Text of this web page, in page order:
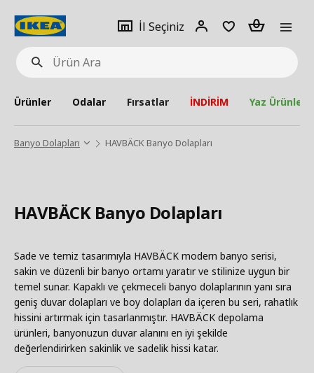
Ürün
Ara
İl Seçiniz
Giriş
Adet
Ürünler Odalar Fırsatlar İNDİRİM Yaz Ürünleri
Banyo Dolapları HAVBÄCK Banyo Dolapları
HAVBÄCK Banyo Dolapları
Sade ve temiz tasarımıyla HAVBÄCK modern banyo serisi,
sakin ve düzenli bir banyo ortamı yaratır ve stilinize uygun bir
temel sunar. Kapaklı ve çekmeceli banyo dolaplarının yanı sıra
geniş duvar dolapları ve boy dolapları da içeren bu seri, rahatlık
hissini artırmak için tasarlanmıştır. HAVBÄCK depolama
ürünleri, banyonuzun duvar alanını en iyi şekilde
değerlendirirken sakinlik ve sadelik hissi katar.